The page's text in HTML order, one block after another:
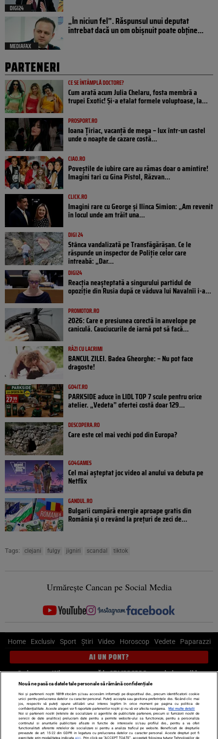
DIGI24
MEDIAFAX
„În niciun fel”. Răspunsul unui deputat
întrebat dacă un om obișnuit poate obține...
PARTENERI
CE SE ÎNTÂMPLĂ DOCTORE?
Cum arată acum Julia Chelaru, fosta membră a
trupei Exotic! Și-a etalat formele voluptoase, la...
PROSPORT.RO
Ioana Țiriac, vacanță de mega – lux într-un castel
unde o noapte de cazare costă...
CIAO.RO
Poveştile de iubire care au rămas doar o amintire!
Imagini tari cu Gina Pistol, Răzvan...
CLICK.RO
Imagini rare cu George și Ilinca Simion: „Am revenit
în locul unde am trăit una...
DIGI 24
Stânca vandalizată pe Transfăgărășan. Ce le
răspunde un inspector de Poliție celor care
întreabă: „Dar...
DIGI24
Reacția neașteptată a singurului partidul de
opoziţie din Rusia după ce văduva lui Navalnîi i-a...
PROMOTOR.RO
2026: Care e presiunea corectă în anvelope pe
caniculă. Cauciucurile de iarnă pot să facă...
RÂZI CU LACRIMI
BANCUL ZILEI. Badea Gheorghe: – Nu pot face
dragoste!
GO4IT.RO
PARKSIDE aduce în LIDL TOP 7 scule pentru orice
atelier. „Vedeta” ofertei costă doar 129...
DESCOPERA.RO
Care este cel mai vechi pod din Europa?
GO4GAMES
Cel mai așteptat joc video al anului va debuta pe
Netflix
GANDUL.RO
Bulgarii cumpără energie aproape gratis din
România și o revând la prețuri de zeci de...
Tags: clejani fulgy jigniri scandal tiktok
Urmărește Cancan pe Social Media
Home Exclusiv Sport Știri Video Horoscop Vedete Paparazzi
AI UN PONT?
Scrie-ne pe Whatsapp, sună la 0741226226 sau trimite mail la
pont@cancan.ro
Știri interne Știri externe
Politică
Ultimele stiri
Diete Insula Iubirii Dictionar de vise
LIFE STYLE
Horoscop
Nouă ne pasă ca datele tale personale să rămână confidențiale
Noi și partenerii noștri 1019stocăm și/sau accesăm informații pe dispozitivul dvs., precum identificatorii cookie
unici pentru prelucrarea datelor cu caracter personal. Puteți accepta sau gestiona preferințele dvs. făcând clic mai
jos, respectiv vă puteți opune utilizării unui interes legitim în orice moment pe pagina cu politica de
confidențialitate. Aceste alegeri vor fi raportate partenerilor noștri și nu vă vor afecta navigarea.
Mai multe detalii
Noi si partenerii nostri (retelele de socializare si agentiile de publicitate partenere, precum si furnizorii nostri de
servicii de date analitice) prelucram date pentru a permite website-ului sa functioneze, pentru a personaliza
continutul si anunturile publicitare afisate in functie de interesele si/sau profilul dvs., pentru a va oferi
functionalitati aferente retelelor de socializare si pentru a analiza traficul pe website. Beneficiati de drepturile
prevazute de art. 15-22 din GDPR in legatura cu prelucrarea datelor cu caracter personal. Aceste drepturi pot fi
exercitate prin modalitatea indicataaici . Prin click pe “ACCEPT TOATE”, acceptati folosirea tuturor Tehnologiilor de